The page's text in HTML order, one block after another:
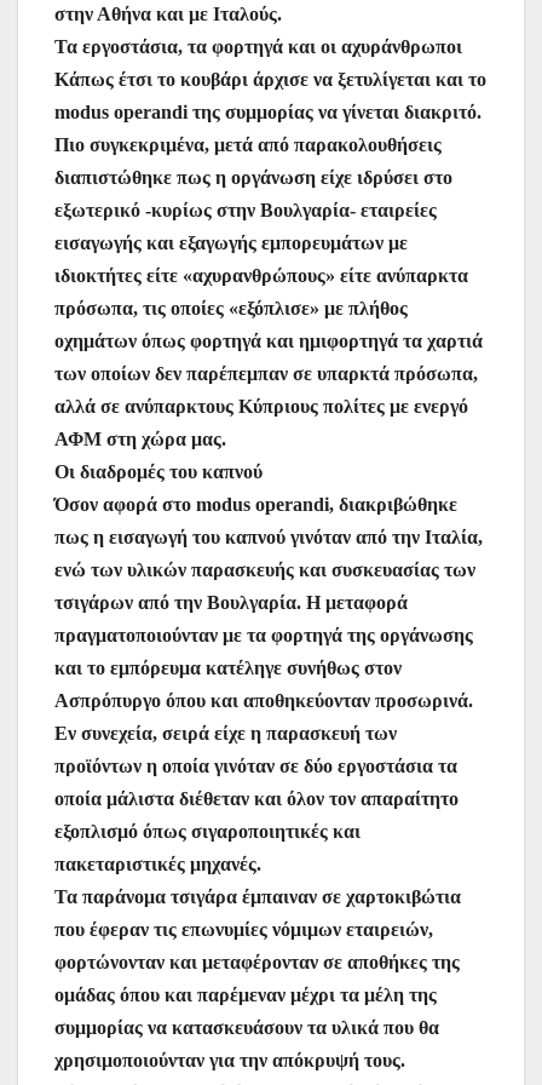
στην Αθήνα και με Ιταλούς.
Τα εργοστάσια, τα φορτηγά και οι αχυράνθρωποι
Κάπως έτσι το κουβάρι άρχισε να ξετυλίγεται και το
modus operandi της συμμορίας να γίνεται διακριτό.
Πιο συγκεκριμένα, μετά από παρακολουθήσεις
διαπιστώθηκε πως η οργάνωση είχε ιδρύσει στο
εξωτερικό -κυρίως στην Βουλγαρία- εταιρείες
εισαγωγής και εξαγωγής εμπορευμάτων με
ιδιοκτήτες είτε «αχυρανθρώπους» είτε ανύπαρκτα
πρόσωπα, τις οποίες «εξόπλισε» με πλήθος
οχημάτων όπως φορτηγά και ημιφορτηγά τα χαρτιά
των οποίων δεν παρέπεμπαν σε υπαρκτά πρόσωπα,
αλλά σε ανύπαρκτους Κύπριους πολίτες με ενεργό
ΑΦΜ στη χώρα μας.
Οι διαδρομές του καπνού
Όσον αφορά στο modus operandi, διακριβώθηκε
πως η εισαγωγή του καπνού γινόταν από την Ιταλία,
ενώ των υλικών παρασκευής και συσκευασίας των
τσιγάρων από την Βουλγαρία. Η μεταφορά
πραγματοποιούνταν με τα φορτηγά της οργάνωσης
και το εμπόρευμα κατέληγε συνήθως στον
Ασπρόπυργο όπου και αποθηκεύονταν προσωρινά.
Εν συνεχεία, σειρά είχε η παρασκευή των
προϊόντων η οποία γινόταν σε δύο εργοστάσια τα
οποία μάλιστα διέθεταν και όλον τον απαραίτητο
εξοπλισμό όπως σιγαροποιητικές και
πακεταριστικές μηχανές.
Τα παράνομα τσιγάρα έμπαιναν σε χαρτοκιβώτια
που έφεραν τις επωνυμίες νόμιμων εταιρειών,
φορτώνονταν και μεταφέρονταν σε αποθήκες της
ομάδας όπου και παρέμεναν μέχρι τα μέλη της
συμμορίας να κατασκευάσουν τα υλικά που θα
χρησιμοποιούνταν για την απόκρυψή τους.